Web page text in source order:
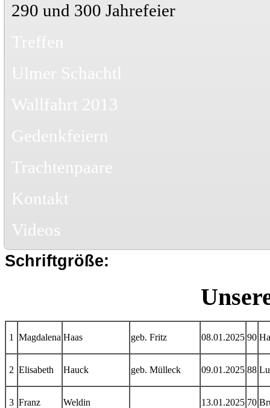
290 und 300 Jahrefeier
Wallfahrt 2013
Gedenkfeiern
Trachtenpaare
Kontakt
Videos
Schriftgröße:
1 Magdalena Haas geb. Fritz 08.01.2025 90
2 Elisabeth Hauck geb. Mülleck 09.01.2025 88
3 Franz Weldin 13.01.2025 70